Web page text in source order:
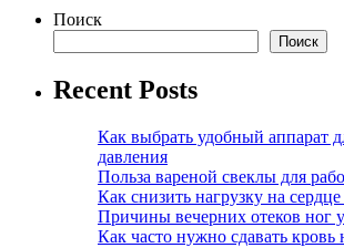
Поиск
Поиск
Recent Posts
Как выбрать удобный аппарат
давления
Польза вареной свеклы для
Как снизить нагрузку на
Причины вечерних отеков ног
Как часто нужно сдавать кровь